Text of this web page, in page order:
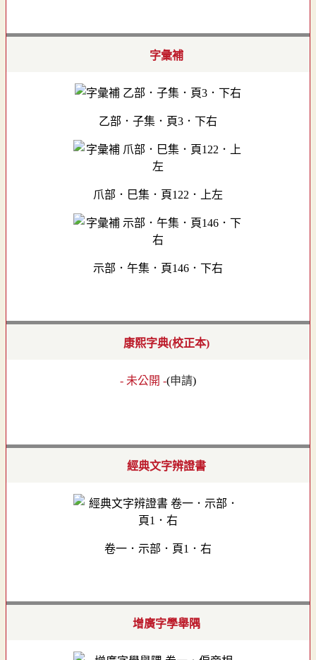
字彙補
乙部．子集．頁3．下右
爪部．巳集．頁122．上左
示部．午集．頁146．下右
康熙字典(校正本)
- 未公開 -(申請)
經典文字辨證書
卷一．示部．頁1．右
增廣字學舉隅